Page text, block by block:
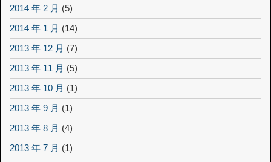
2014 年 2 月 (5)
2014 年 1 月 (14)
2013 年 12 月 (7)
2013 年 11 月 (5)
2013 年 10 月 (1)
2013 年 9 月 (1)
2013 年 8 月 (4)
2013 年 7 月 (1)